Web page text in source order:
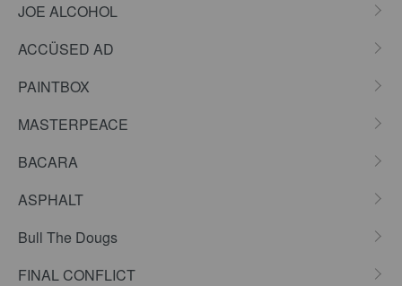
JOE ALCOHOL
ACCÜSED AD
PAINTBOX
MASTERPEACE
BACARA
ASPHALT
Bull The Dougs
FINAL CONFLICT